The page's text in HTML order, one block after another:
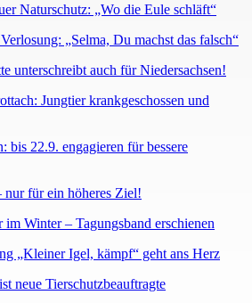
Naturschutz: „Wo die Eule schläft“
„Selma, Du machst das falsch“
unterschreibt auch für Niedersachsen!
Jungtier krankgeschossen und
bis 22.9. engagieren für bessere
nur für ein höheres Ziel!
Winter – Tagungsband erschienen
„Kleiner Igel, kämpf“ geht ans Herz
neue Tierschutzbeauftragte